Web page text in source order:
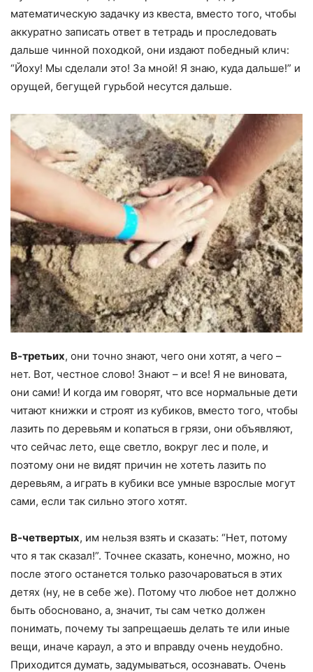
математическую задачку из квеста, вместо того, чтобы
аккуратно записать ответ в тетрадь и проследовать
дальше чинной походкой, они издают победный клич:
“Йоху! Мы сделали это! За мной! Я знаю, куда дальше!” и
орущей, бегущей гурьбой несутся дальше.
В-третьих, они точно знают, чего они хотят, а чего –
нет. Вот, честное слово! Знают – и все! Я не виновата,
они сами! И когда им говорят, что все нормальные дети
читают книжки и строят из кубиков, вместо того, чтобы
лазить по деревьям и копаться в грязи, они объявляют,
что сейчас лето, еще светло, вокруг лес и поле, и
поэтому они не видят причин не хотеть лазить по
деревьям, а играть в кубики все умные взрослые могут
сами, если так сильно этого хотят.
В-четвертых, им нельзя взять и сказать: “Нет, потому
что я так сказал!”. Точнее сказать, конечно, можно, но
после этого останется только разочароваться в этих
детях (ну, не в себе же). Потому что любое нет должно
быть обосновано, а, значит, ты сам четко должен
понимать, почему ты запрещаешь делать те или иные
вещи, иначе караул, а это и вправду очень неудобно.
Приходится думать, задумываться, осознавать. Очень